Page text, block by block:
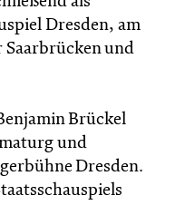
Dresden, am
Saarbrücken und
Brückel
und
Dresden.